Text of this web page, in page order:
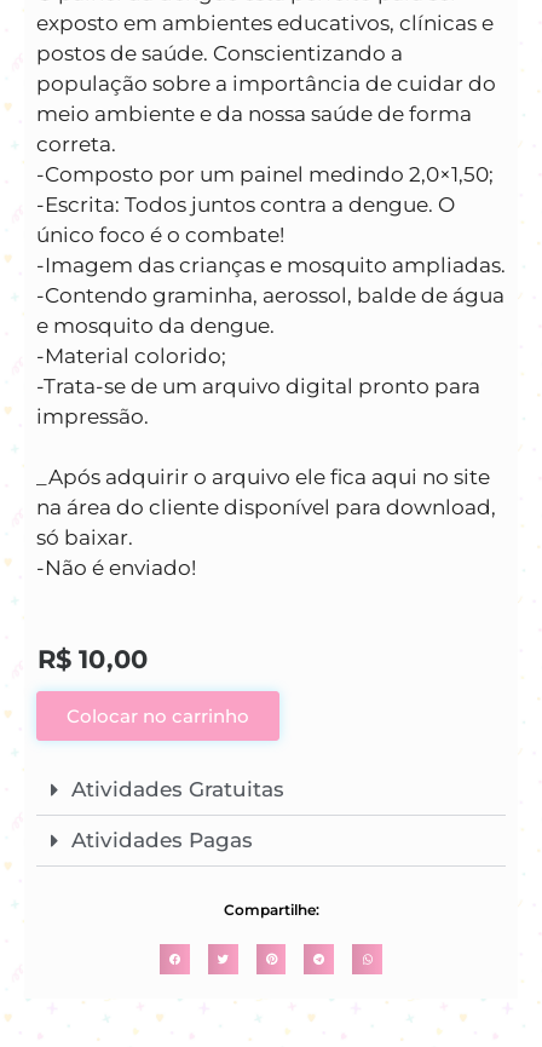
exposto em ambientes educativos, clínicas e
postos de saúde. Conscientizando a
população sobre a importância de cuidar do
meio ambiente e da nossa saúde de forma
correta.
-Composto por um painel medindo 2,0×1,50;
-Escrita: Todos juntos contra a dengue. O
único foco é o combate!
-Imagem das crianças e mosquito ampliadas.
-Contendo graminha, aerossol, balde de água
e mosquito da dengue.
-Material colorido;
-Trata-se de um arquivo digital pronto para
impressão.
_Após adquirir o arquivo ele fica aqui no site
na área do cliente disponível para download,
só baixar.
-Não é enviado!
R$ 10,00
Colocar no carrinho
Atividades Gratuitas
Atividades Pagas
Compartilhe: